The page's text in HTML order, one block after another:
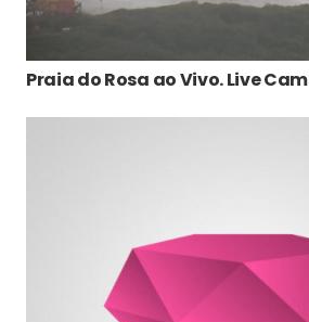
Praia do Rosa ao Vivo. Live Cam